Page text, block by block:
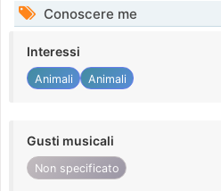
Conoscere me
Interessi
Animali Animali
Gusti musicali
Non specificato